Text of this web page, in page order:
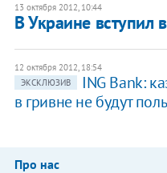
13 октября 2012, 10:44
В Украине вступил
12 октября 2012, 18:54
ЭКСКЛЮЗИВ
ING Bank:
в гривне не будут
Про нас